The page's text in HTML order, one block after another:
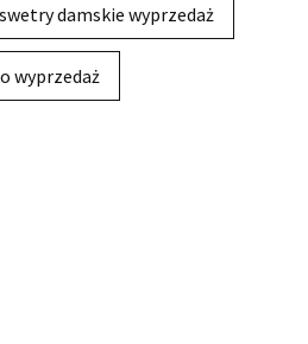
damskie wyprzedaż
wyprzedaż